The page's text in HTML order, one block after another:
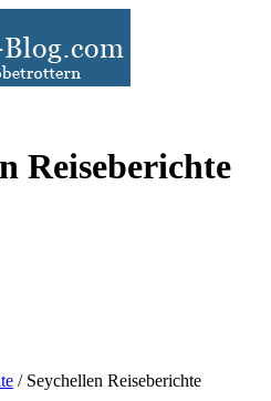
Reiseberichte
/ Seychellen Reiseberichte